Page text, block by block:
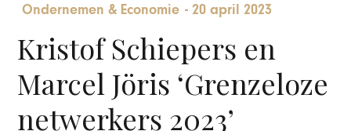
Ondernemen & Economie -20 april 2023
Kristof Schiepers en
Marcel Jöris ‘Grenzeloze
netwerkers 2023’